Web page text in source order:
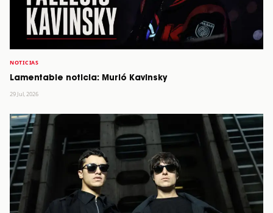
NOTICIAS
Lamentable noticia: Murió Kavinsky
29 Jul, 2026